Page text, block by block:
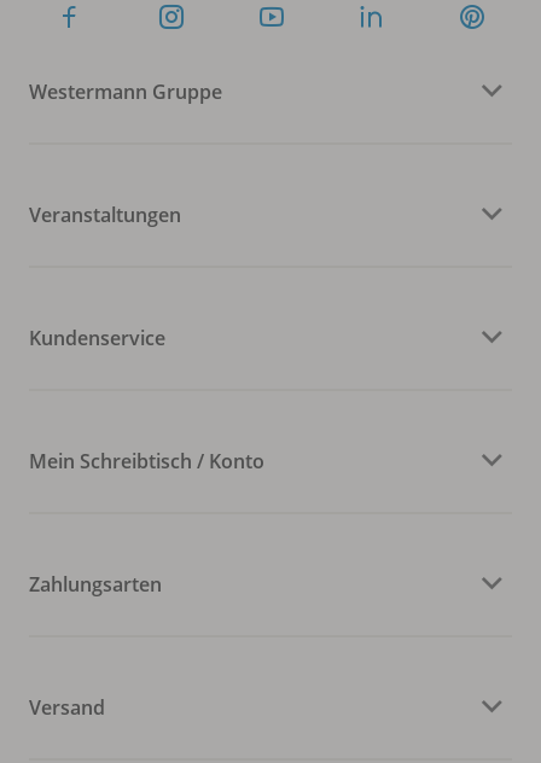
Westermann Gruppe
Veranstaltungen
Kundenservice
Mein Schreibtisch / Konto
Zahlungsarten
Versand